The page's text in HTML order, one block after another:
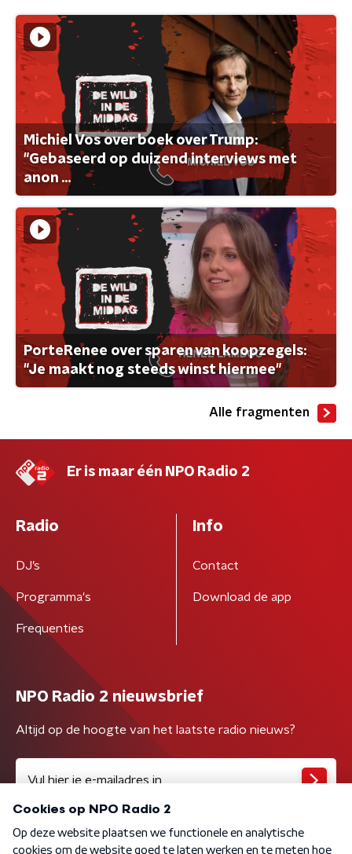
Michiel Vos over boek over Trump:
"Gebaseerd op duizend interviews met
anon ...
PorteRenee over sparen van koopzegels:
"Je maakt nog steeds winst hiermee"
Alle fragmenten
Er is maar één NPO Radio 2
Radio
DJ’s
Programma's
Frequenties
Info
Contact
Download de app
NPO Radio 2 nieuwsbrief
Altijd op de hoogte van het laatste radio nieuws?